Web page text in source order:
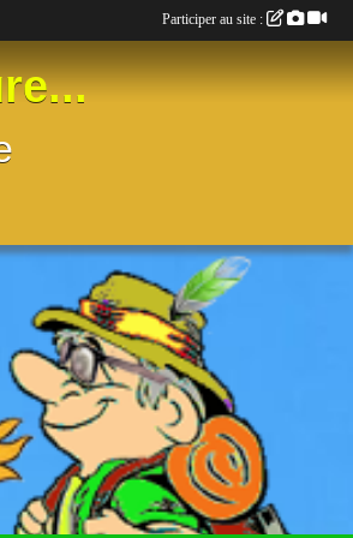
Participer au site :